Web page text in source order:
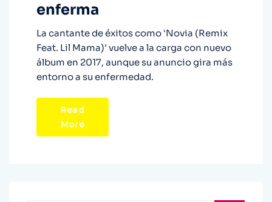
enferma
La cantante de éxitos como 'Novia (Remix
Feat. Lil Mama)' vuelve a la carga con nuevo
álbum en 2017, aunque su anuncio gira más
entorno a su enfermedad.
Read
More